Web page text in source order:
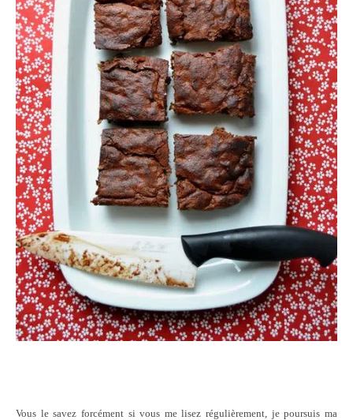
Vous le savez forcément si vous me lisez régulièrement, je poursuis ma